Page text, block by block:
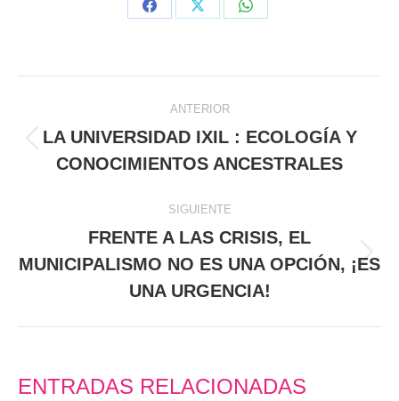
Share
Share
Share
ENTRE
PUBLICACIONES
ANTERIOR
anterior:
LA UNIVERSIDAD IXIL : ECOLOGÍA Y
CONOCIMIENTOS ANCESTRALES
SIGUIENTE
Publicación
siguiente:
FRENTE A LAS CRISIS, EL
MUNICIPALISMO NO ES UNA OPCIÓN, ¡ES
UNA URGENCIA!
ENTRADAS RELACIONADAS